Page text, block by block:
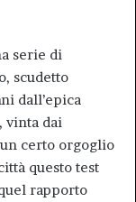
serie di
scudetto
dall’epica
vinta dai
certo orgoglio
questo test
rapporto